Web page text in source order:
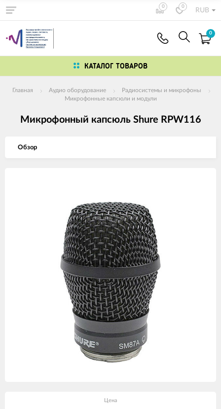
0 0
RUB
0
КАТАЛОГ ТОВАРОВ
Главная Аудио оборудование
Радиосистемы и микрофоны
Микрофонные капсюли и модули
Микрофонный капсюль Shure RPW116
Обзор
Цена